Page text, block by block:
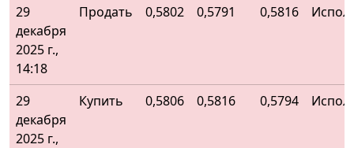
29
декабря
2025 г.,
14:18
Продать 0,5802 0,5791 0,5816
29
декабря
2025 г.,
Купить 0,5806 0,5816 0,5794